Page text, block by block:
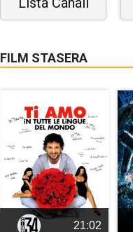
FILM STASERA
21:02